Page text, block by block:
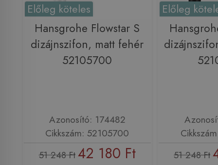
Előleg köteles
Hansgrohe Flowstar S
dizájnszifon, matt fehér
52105700
Azonosító: 174482
Cikkszám: 52105700
51 248 Ft 42 180 Ft
Előleg
51 248 Ft